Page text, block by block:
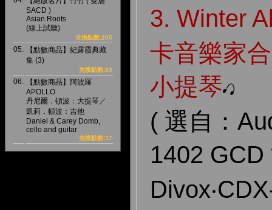
SACD )
Asian Roots
(線上試聽)
兌換點數:205
05.
【點數商品】紀露霞典藏
集 (3)
兌換點數:99
06.
【點數商品】阿波羅
APOLLO
丹尼爾．頓波：大提琴／
凱莉．頓波：吉他
Daniel & Carey Domb,
cello and guitar
兌換點數:37
3. Winter
卡音樂家
小提琴
( 選自：
1402